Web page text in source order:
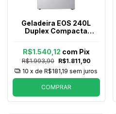
Geladeira EOS 240L
Duplex Compacta
R$1.993,90 R$1.811,90
R$1.540,12 com Pix
10 x deR$181,19 sem juros
COMPRAR